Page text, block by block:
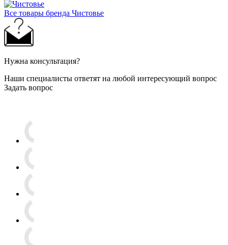
Все товары бренда Чистовье
Нужна консультация?
Наши специалисты ответят на любой интересующий вопрос
Задать вопрос